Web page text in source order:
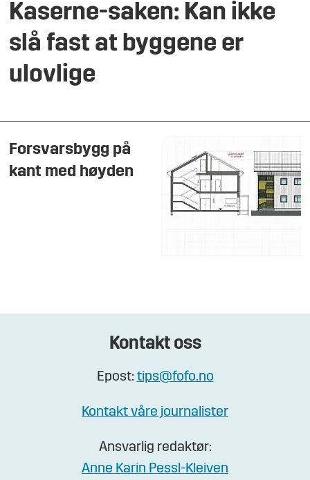
Kaserne-saken: Kan ikke
slå fast at byggene er
ulovlige
Forsvarsbygg på
kant med høyden
Kontakt oss
Epost: tips@fofo.no
Kontakt våre journalister
Ansvarlig redaktør:
Anne Karin Pessl-Kleiven